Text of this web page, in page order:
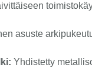
asuste
Yhdistetty